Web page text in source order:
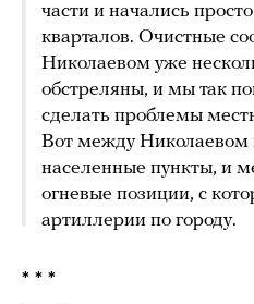
части и начались
кварталов. Очистные
Николаевом уже
обстреляны, и мы так
сделать проблемы
Вот между Николаевом
населенные пункты, и
огневые позиции, с
артиллерии по городу.
* * *